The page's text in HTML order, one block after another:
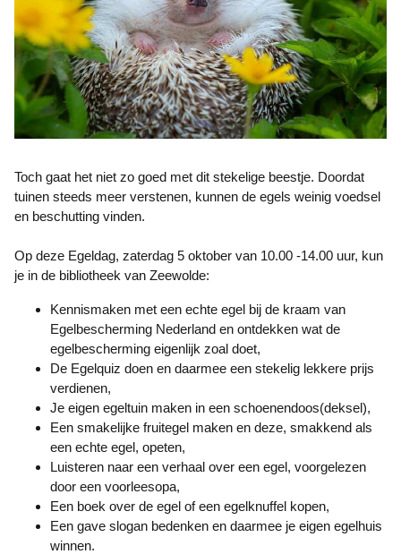
Toch gaat het niet zo goed met dit stekelige beestje. Doordat
tuinen steeds meer verstenen, kunnen de egels weinig voedsel
en beschutting vinden.
Op deze Egeldag, zaterdag 5 oktober van 10.00 -14.00 uur, kun
je in de bibliotheek van Zeewolde:
Kennismaken met een echte egel bij de kraam van
Egelbescherming Nederland en ontdekken wat de
egelbescherming eigenlijk zoal doet,
De Egelquiz doen en daarmee een stekelig lekkere prijs
verdienen,
Je eigen egeltuin maken in een schoenendoos(deksel),
Een smakelijke fruitegel maken en deze, smakkend als
een echte egel, opeten,
Luisteren naar een verhaal over een egel, voorgelezen
door een voorleesopa,
Een boek over de egel of een egelknuffel kopen,
Een gave slogan bedenken en daarmee je eigen egelhuis
winnen.